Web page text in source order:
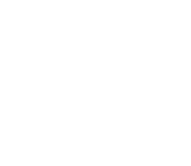
この際、返金金額
〒
東京都世田谷
03-
cycle